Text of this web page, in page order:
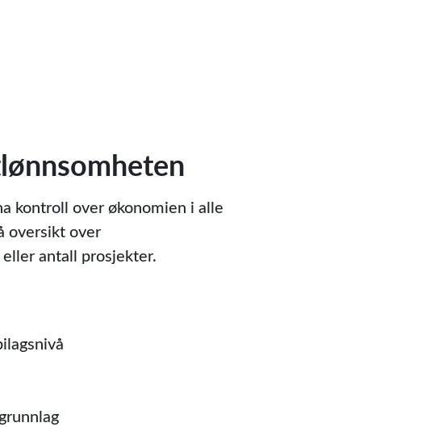
kontroll over økonomien i alle
oversikt over
antall prosjekter.